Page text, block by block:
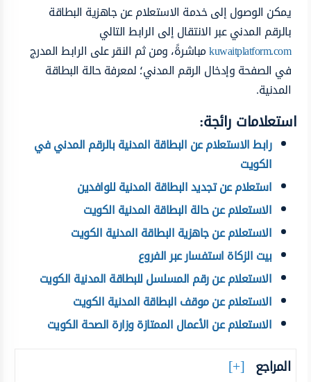
يمكن الوصول إلى خدمة الاستعلام عن جاهزية البطاقة
بالرقم المدني عبر الانتقال إلى الرابط التالي
kuwaitplatform.comمباشرةً، ومن ثم النقر على الرابط المدرج
في الصفحة وإدخال الرقم المدني؛ لمعرفة حالة البطاقة
المدنية.
استعلامات رائجة:
رابط الاستعلام عن البطاقة المدنية بالرقم المدني في
الكويت
استعلام عن تجديد البطاقة المدنية للوافدين
الاستعلام عن حالة البطاقة المدنية الكويت
الاستعلام عن جاهزية البطاقة المدنية الكويت
بيت الزكاة استفسار عبر الفروع
الاستعلام عن رقم المسلسل للبطاقة المدنية الكويت
الاستعلام عن موقف البطاقة المدنية الكويت
الاستعلام عن الأعمال الممتازة وزارة الصحة الكويت
المراجع